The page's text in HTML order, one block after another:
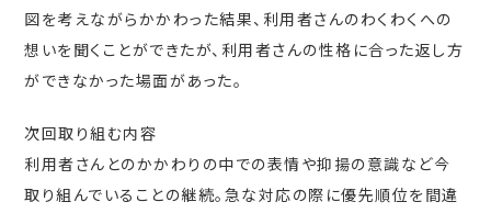
図を考えながらかかわった結果、利用者さんのわくわくへの
想いを聞くことができたが、利用者さんの性格に合った返し方
ができなかった場面があった。
次回取り組む内容
利用者さんとのかかわりの中での表情や抑揚の意識など今
取り組んでいることの継続。急な対応の際に優先順位を間違